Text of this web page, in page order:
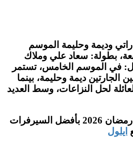
وديمة وحليمة الموسم
الحلقة 7 السابعة، بطولة: سعاد علي وملاك
في الموسم الخامس، تستمر
الجارتين ديمة وحليمة، بينما
لحل النزاعات، وسط العديد
شاهد جميع مسلسلات رمضان 2026 بأفضل السيرفرات
ايلول